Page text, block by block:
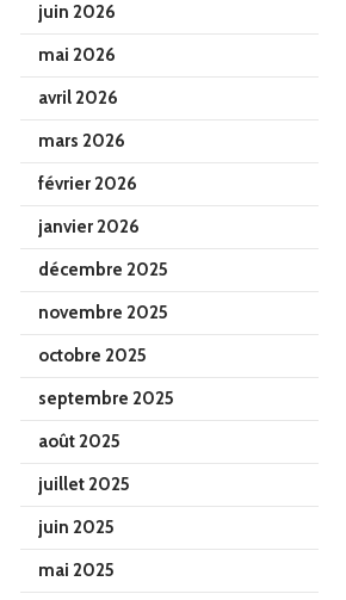
juin 2026
mai 2026
avril 2026
mars 2026
février 2026
janvier 2026
décembre 2025
novembre 2025
octobre 2025
septembre 2025
août 2025
juillet 2025
juin 2025
mai 2025